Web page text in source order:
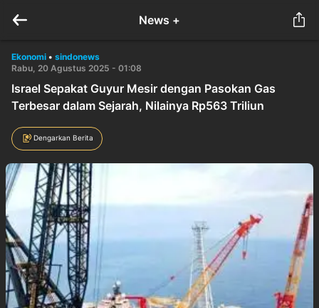
News +
Ekonomi • sindonews
Rabu, 20 Agustus 2025 - 01:08
Israel Sepakat Guyur Mesir dengan Pasokan Gas
Terbesar dalam Sejarah, Nilainya Rp563 Triliun
Dengarkan Berita